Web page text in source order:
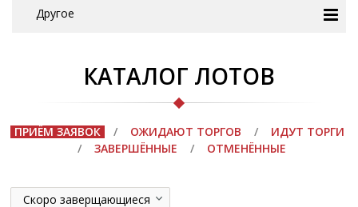
Другое
КАТАЛОГ ЛОТОВ
ПРИЁМ ЗАЯВОК / ОЖИДАЮТ ТОРГОВ /
ИДУТ ТОРГИ
/
ЗАВЕРШЁННЫЕ / ОТМЕНЁННЫЕ
Скоро заверщающиеся